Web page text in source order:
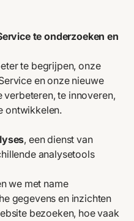
te onderzoeken en
te begrijpen, onze
en onze nieuwe
te innoveren,
ontwikkelen.
, een dienst van
analysetools
we met name
gegevens en inzichten
bezoeken, hoe vaak